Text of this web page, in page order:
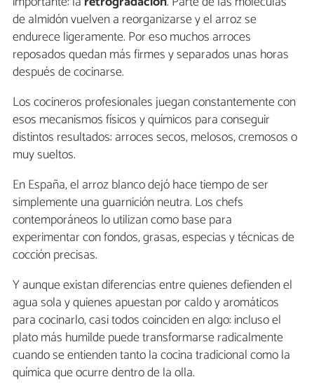
de almidón vuelven a reorganizarse y el arroz se
endurece ligeramente. Por eso muchos arroces
reposados quedan más firmes y separados unas horas
después de cocinarse.
Los cocineros profesionales juegan constantemente con
esos mecanismos físicos y químicos para conseguir
distintos resultados: arroces secos, melosos, cremosos o
muy sueltos.
En España, el arroz blanco dejó hace tiempo de ser
simplemente una guarnición neutra. Los chefs
contemporáneos lo utilizan como base para
experimentar con fondos, grasas, especias y técnicas de
cocción precisas.
Y aunque existan diferencias entre quienes defienden el
agua sola y quienes apuestan por caldo y aromáticos
para cocinarlo, casi todos coinciden en algo: incluso el
plato más humilde puede transformarse radicalmente
cuando se entienden tanto la cocina tradicional como la
química que ocurre dentro de la olla.